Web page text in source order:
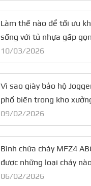
Làm thế nào để tối ưu
sống với tủ nhựa gấp
minh?
10/03/2026
Vì sao giày bảo hộ
phổ biến trong kho
09/02/2026
Bình chữa cháy MFZ4
được những loại cháy
06/02/2026